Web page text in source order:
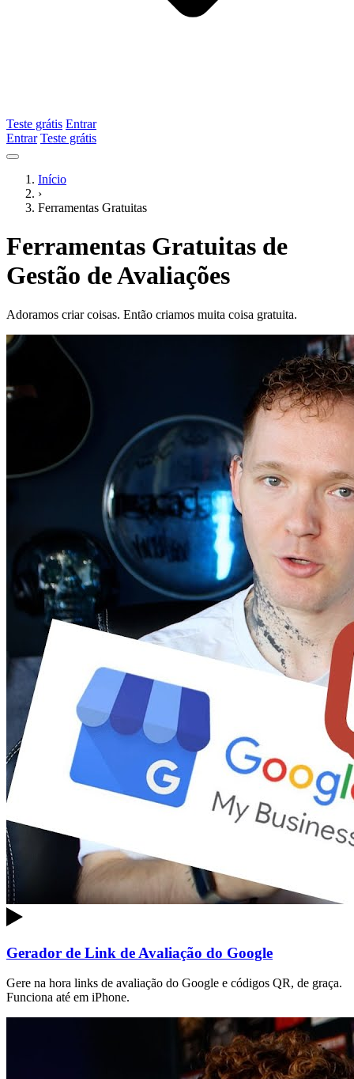
Teste grátis Entrar
Entrar Teste grátis
Início
›
Ferramentas Gratuitas
Ferramentas Gratuitas de
Gestão de Avaliações
Adoramos criar coisas. Então criamos muita coisa gratuita.
Gerador de Link de Avaliação do Google
Gere na hora links de avaliação do Google e códigos QR, de graça.
Funciona até em iPhone.